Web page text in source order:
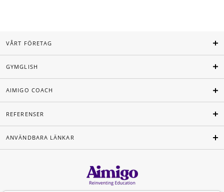
VÅRT FÖRETAG
GYMGLISH
AIMIGO COACH
REFERENSER
ANVÄNDBARA LÄNKAR